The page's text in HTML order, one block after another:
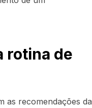
rotina de
as recomendações da